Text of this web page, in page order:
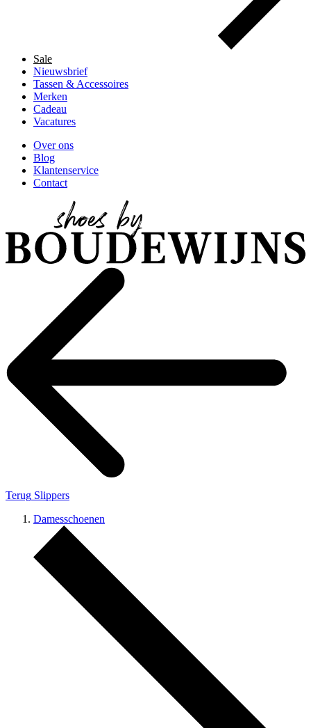
Sale
Nieuwsbrief
Tassen & Accessoires
Merken
Cadeau
Vacatures
Over ons
Blog
Klantenservice
Contact
Terug Slippers
Damesschoenen